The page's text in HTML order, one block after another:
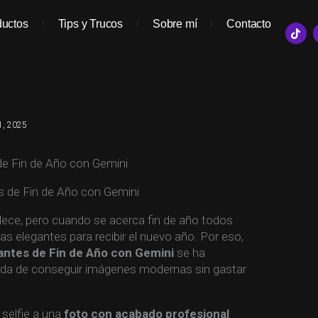
Tips y Trucos Sobre mí Contacto
T
i
k
2025
Fin de Año con Gemini
pero cuando se acerca fin de año todos
elegantes para recibir el nuevo año. Por eso,
de Fin de Año con Gemini se ha
de conseguir imágenes modernas sin gastar
selfie a unafoto con acabado profesional